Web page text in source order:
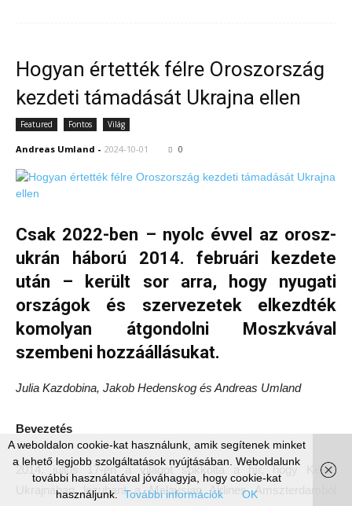
Hogyan értették félre Oroszország
kezdeti támadását Ukrajna ellen
Featured Fontos Világ
Andreas Umland - 2024-10-01 0
Csak 2022-ben – nyolc évvel az orosz-
ukrán háború 2014. februári kezdete
után – került sor arra, hogy nyugati
országok és szervezetek elkezdték
komolyan átgondolni Moszkvával
szembeni hozzáállásukat.
Julia Kazdobina, Jakob Hedenskog és Andreas Umland
Bevezetés
2014. július 17-én a világot sokkolta a hír, hogy Kelet-
Ukrajnában lezuhant a Malaysian Airlines Amszterdamból
A weboldalon cookie-kat használunk, amik segítenek minket
a lehető legjobb szolgáltatások nyújtásában. Weboldalunk
további használatával jóváhagyja, hogy cookie-kat
használjunk.
További információk OK